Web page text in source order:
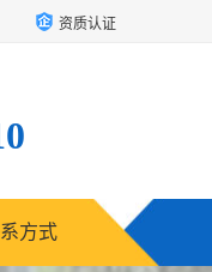
资质认证
方式